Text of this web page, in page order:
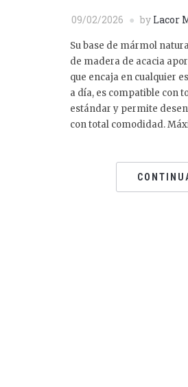
09/02/2026 by Lacor
Su base de mármol
de madera de acacia
que encaja en cualquier
a día, es compatible con
estándar y permite
con total comodidad.